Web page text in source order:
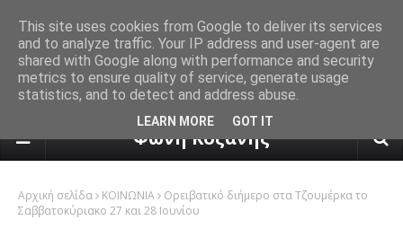
πρόγνωση καιρού από το
Φωνή Κοζάνης
Αρχική σελίδα ΚΟΙΝΩΝΙΑ
Oρειβατικό διήμερο στα Τζουμέρκα το
Σαββατοκύριακο 27 και 28 Ιουνίου
This site uses cookies from Google to deliver its services
and to analyze traffic. Your IP address and user-agent are
shared with Google along with performance and security
metrics to ensure quality of service, generate usage
statistics, and to detect and address abuse.
LEARN MORE GOT IT